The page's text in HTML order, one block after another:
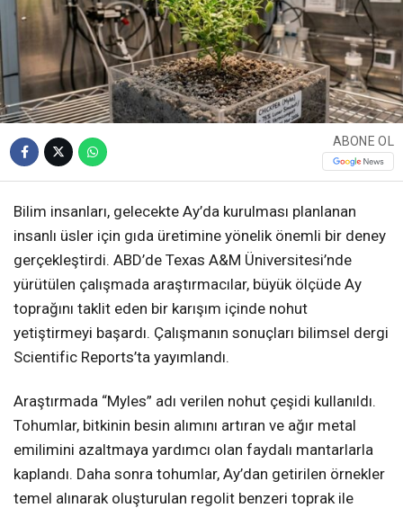
ABONE OL
Bilim insanları, gelecekte Ay’da kurulması planlanan
insanlı üsler için gıda üretimine yönelik önemli bir deney
gerçekleştirdi. ABD’de Texas A&M Üniversitesi’nde
yürütülen çalışmada araştırmacılar, büyük ölçüde Ay
toprağını taklit eden bir karışım içinde nohut
yetiştirmeyi başardı. Çalışmanın sonuçları bilimsel dergi
Scientific Reports’ta yayımlandı.
Araştırmada “Myles” adı verilen nohut çeşidi kullanıldı.
Tohumlar, bitkinin besin alımını artıran ve ağır metal
emilimini azaltmaya yardımcı olan faydalı mantarlarla
kaplandı. Daha sonra tohumlar, Ay’dan getirilen örnekler
temel alınarak oluşturulan regolit benzeri toprak ile